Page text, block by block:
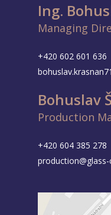
Ing.
Managing
+420 602 601 636
Bohuslav
Production
+420 604 385 278
production@glass-